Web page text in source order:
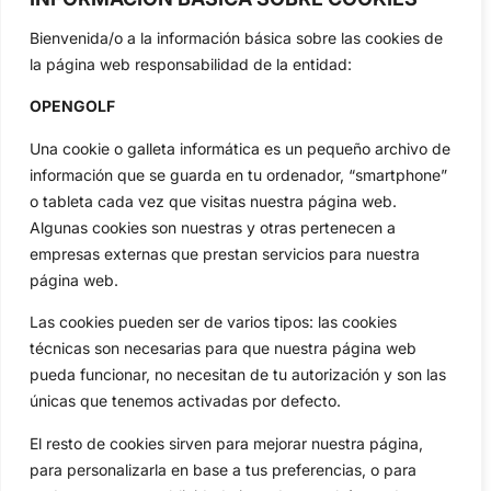
Bienvenida/o a la información básica sobre las cookies de
la página web responsabilidad de la entidad:
OPENGOLF
Una cookie o galleta informática es un pequeño archivo de
información que se guarda en tu ordenador, “smartphone”
o tableta cada vez que visitas nuestra página web.
Algunas cookies son nuestras y otras pertenecen a
empresas externas que prestan servicios para nuestra
página web.
Las cookies pueden ser de varios tipos: las cookies
técnicas son necesarias para que nuestra página web
pueda funcionar, no necesitan de tu autorización y son las
únicas que tenemos activadas por defecto.
El resto de cookies sirven para mejorar nuestra página,
para personalizarla en base a tus preferencias, o para
Categorias
Inicio
Actualidad
Amateurs
Circuitos
Especiales
Reglas
Vídeos
De Interés
Compañía
Aviso Legal
Política de Cookies
Publicidad
Copyright © 2025 OpenGolf | Diseño por TecnoQuatre